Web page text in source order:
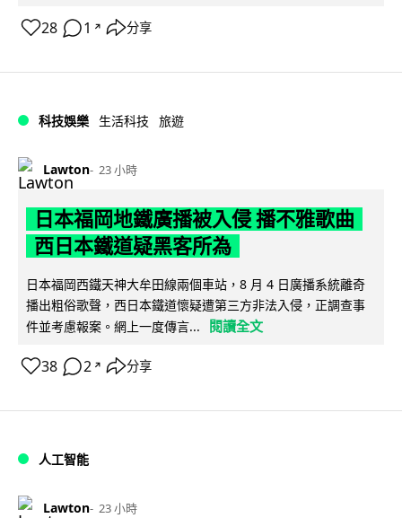
28 1 ↗ 分享
科技娛樂 生活科技 旅遊
Lawton 23 小時
日本福岡地鐵廣播被入侵 播不雅歌曲
西日本鐵道疑黑客所為
日本福岡西鐵天神大牟田線兩個車站，8 月 4 日廣播系統離奇
播出粗俗歌聲，西日本鐵道懷疑遭第三方非法入侵，正調查事
件並考慮報案。網上一度傳言...
閱讀全文
38 2 ↗ 分享
人工智能
Lawton 23 小時